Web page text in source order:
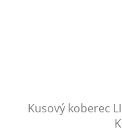
Kusový koberec